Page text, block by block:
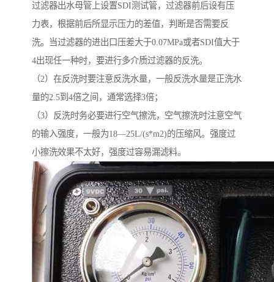
过滤器出水母管上设置SDI测试管，过滤器前后设有压
力表，根据前后所显示压力的差值，判断是否需要反
洗。当过滤器的进出口压差大于0.07MPa或者SDI值大于
4出现任一种时，要进行多介质过滤器的反洗。
（2）在反洗时要注意反洗水量，一般反洗水量是正洗水
量的2.5到4倍之间，通常选择3倍；
（3）反洗时务必要进行空气擦洗，空气擦洗时注意空气
的输入强度，一般为18—25L/(s*m2)的压缩风。强度过
小擦洗效果不太好，强度过容易漏滤料。